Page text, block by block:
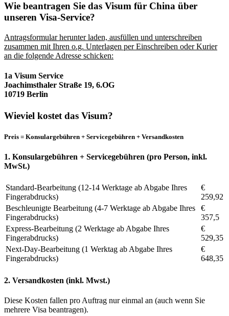
Wie beantragen Sie das Visum für China über
unseren Visa-Service?
Antragsformular herunter laden, ausfüllen und unterschreiben
zusammen mit Ihren o.g. Unterlagen per Einschreiben oder Kurier
an die folgende Adresse schicken:
1a Visum Service
Joachimsthaler Straße 19, 6.OG
10719 Berlin
Wieviel kostet das Visum?
Preis = Konsulargebühren + Servicegebühren + Versandkosten
1. Konsulargebühren + Servicegebühren (pro Person, inkl.
MwSt.)
Standard-Bearbeitung (12-14 Werktage ab Abgabe Ihres
Fingerabdrucks)
€
259,92
Beschleunigte Bearbeitung (4-7 Werktage ab Abgabe Ihres
Fingerabdrucks)
€
357,5
Express-Bearbeitung (2 Werktage ab Abgabe Ihres
Fingerabdrucks)
€
529,35
Next-Day-Bearbeitung (1 Werktag ab Abgabe Ihres
Fingerabdrucks)
€
648,35
2. Versandkosten (inkl. Mwst.)
Diese Kosten fallen pro Auftrag nur einmal an (auch wenn Sie
mehrere Visa beantragen).